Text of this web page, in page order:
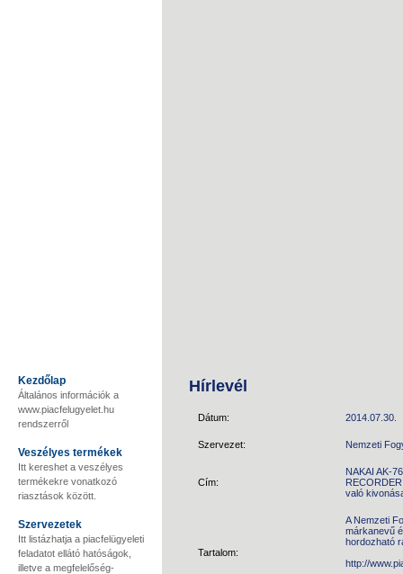
Kezdőlap
Általános információk a
www.piacfelugyelet.hu
rendszerről
Veszélyes termékek
Itt kereshet a veszélyes
termékekre vonatkozó
riasztások között.
Szervezetek
Itt listázhatja a piacfelügyeleti
feladatot ellátó hatóságok,
illetve a megfelelőség-
Hírlevél
Dátum: 2014.07.30.
Szervezet: Nemzeti
Cím:
NAKAI AK-
való
Tartalom:
A Nemzeti
márkanevű
hordozható
http://